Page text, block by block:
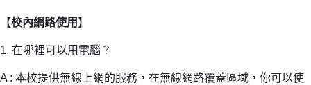
【校內網路使用 】
1. 在哪裡可以用電腦？
A : 本校提供無線上網的服務，在無線網路覆蓋區域，你可以使